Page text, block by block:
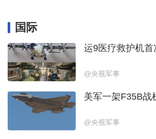
国际
运9医疗救护机
@央视军事
美军一架F35B战
@央视军事